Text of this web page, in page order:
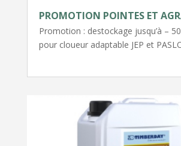
PROMOTION POINTES ET
Promotion : destockage jusqu’à –
pour cloueur adaptable JEP et